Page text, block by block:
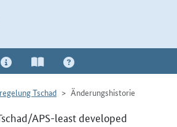
Tschad Änderungshistorie
APS-least developed